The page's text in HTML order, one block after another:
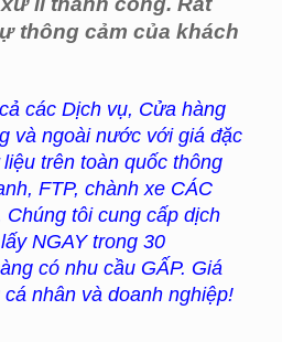
thông cảm của khách
các Dịch vụ, Cửa hàng
và ngoài nước với giá đặc
trên toàn quốc thông
FTP, chành xe CÁC
tôi cung cấp dịch
NGAY trong 30
có nhu cầu GẤP. Giá
nhân và doanh nghiệp!